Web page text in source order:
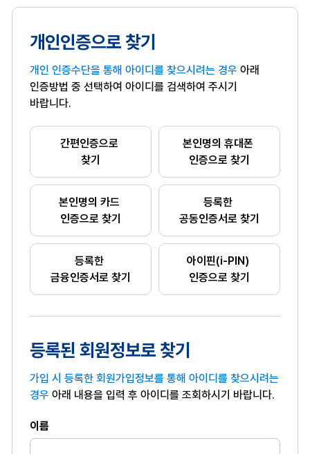
개인인증으로 찾기
개인 인증수단을 통해 아이디를 찾으시려는 경우 아래
인증방법 중 선택하여 아이디를 검색하여 주시기
바랍니다.
간편인증으로
찾기
본인명의 휴대폰
인증으로 찾기
본인명의 카드
인증으로 찾기
등록한
공동인증서로 찾기
등록한
금융인증서로 찾기
아이핀(i-PIN)
인증으로 찾기
등록된 회원정보로 찾기
가입 시 등록한 회원가입정보를 통해 아이디를 찾으시려는
경우 아래 내용을 입력 후 아이디를 조회하시기 바랍니다.
이름